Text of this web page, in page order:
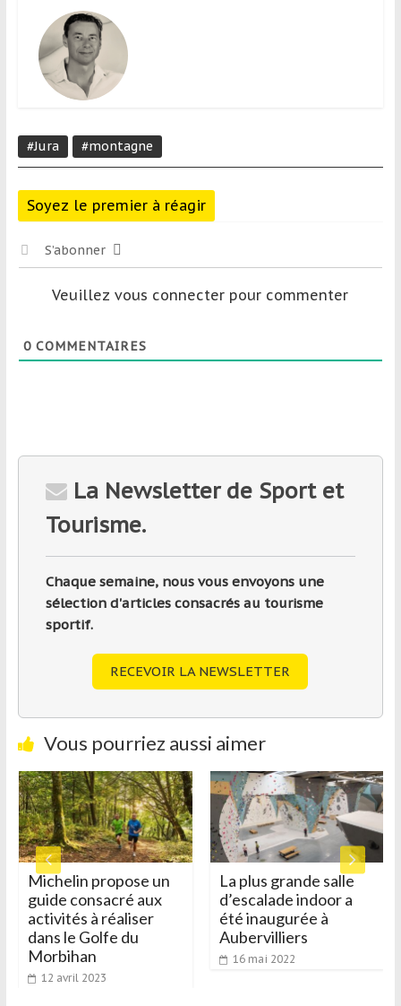
#Jura #montagne
Soyez le premier à réagir
S’abonner
Veuillez vous connecter pour commenter
0COMMENTAIRES
La Newsletter de Sport et
Tourisme.
Chaque semaine, nous vous envoyons une
sélection d'articles consacrés au tourisme
sportif.
RECEVOIR LA NEWSLETTER
Vous pourriez aussi aimer
Michelin propose un
guide consacré aux
activités à réaliser
dans le Golfe du
Morbihan
12 avril 2023
La plus grande salle
d’escalade indoor a
été inaugurée à
Aubervilliers
16 mai 2022